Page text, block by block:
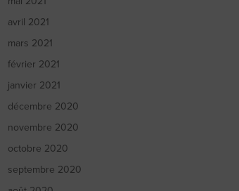
avril 2021
mars 2021
février 2021
janvier 2021
décembre 2020
novembre 2020
octobre 2020
septembre 2020